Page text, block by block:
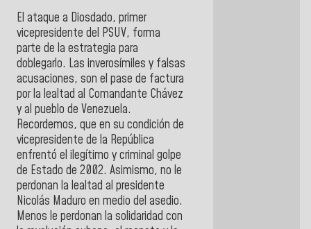
El ataque a Diosdado, primer
vicepresidente del PSUV, forma
parte de la estrategia para
doblegarlo. Las inverosímiles y falsas
acusaciones, son el pase de factura
por la lealtad al Comandante Chávez
y al pueblo de Venezuela.
Recordemos, que en su condición de
vicepresidente de la República
enfrentó el ilegítimo y criminal golpe
de Estado de 2002. Asimismo, no le
perdonan la lealtad al presidente
Nicolás Maduro en medio del asedio.
Menos le perdonan la solidaridad con